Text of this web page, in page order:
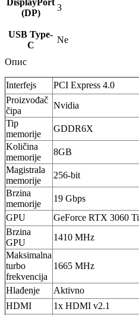
(DP)
3
USB Type-
C
Ne
Опис
Interfejs
PCI Express 4.0
Proizvođač
čipa
Nvidia
Tip
memorije
GDDR6X
Količina
memorije
8GB
Magistrala
memorije
256-bit
Brzina
memorije
19 Gbps
GPU
GeForce RTX 3060 Ti
Brzina
GPU
1410 MHz
Maksimalna
turbo
frekvencija
1665 MHz
Hlađenje
Aktivno
HDMI
1x HDMI v2.1